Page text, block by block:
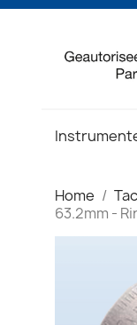
Home
63.2mm -